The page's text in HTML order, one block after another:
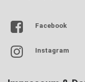
Facebook
Instagram